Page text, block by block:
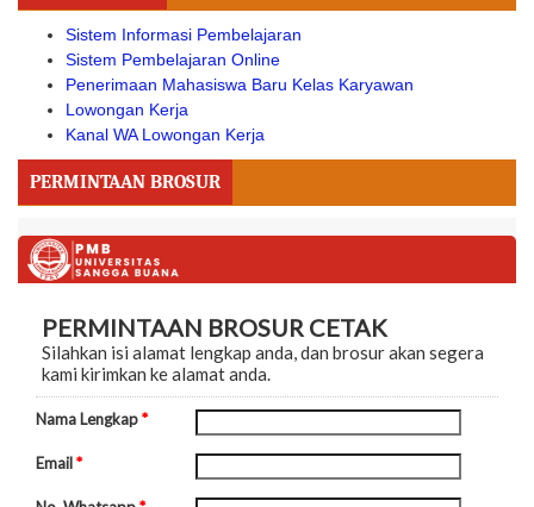
Sistem Informasi Pembelajaran
Sistem Pembelajaran Online
Penerimaan Mahasiswa Baru Kelas Karyawan
Lowongan Kerja
Kanal WA Lowongan Kerja
PERMINTAAN BROSUR